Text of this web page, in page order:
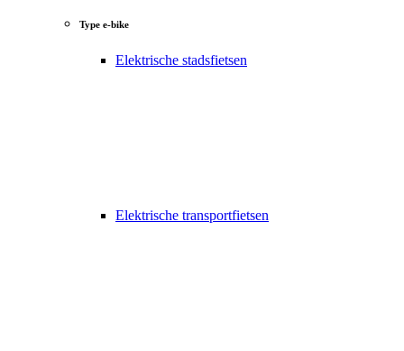
Type e-bike
Elektrische stadsfietsen
Elektrische transportfietsen